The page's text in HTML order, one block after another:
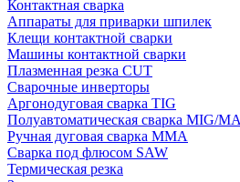
Контактная сварка
Аппараты для приварки шпилек
Клещи контактной сварки
Машины контактной сварки
Плазменная резка CUT
Сварочные инверторы
Аргонодуговая сварка TIG
Полуавтоматическая сварка MIG/
Ручная дуговая сварка MMA
Сварка под флюсом SAW
Термическая резка